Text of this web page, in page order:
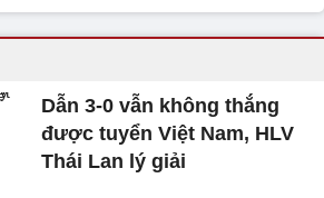
Dẫn 3-0 vẫn không thắng
được tuyển Việt Nam, HLV
Thái Lan lý giải